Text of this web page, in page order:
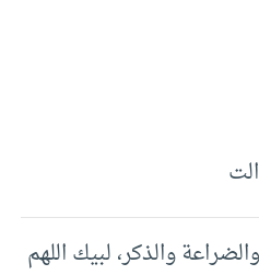
والذكر، لبيك اللهم